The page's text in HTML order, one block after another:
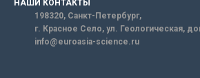
НАШИ КОНТАКТЫ
198320, Санкт-Петербург,
г. Красное Село, ул. Геологическая,
info@euroasia-science.ru